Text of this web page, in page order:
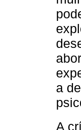
a
A